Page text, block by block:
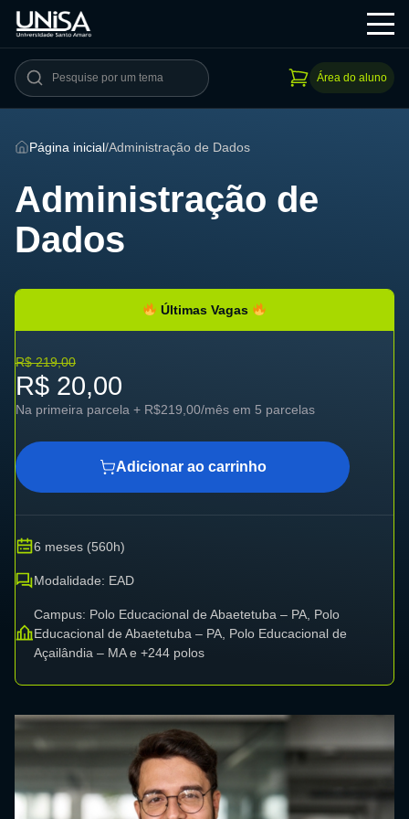
Área do aluno
Página inicial/Administração de Dados
Administração de
Dados
Últimas Vagas
R$ 219,00
R$ 20,00
Na primeira parcela + R$219,00/mês em 5 parcelas
Adicionar ao carrinho
6 meses (560h)
Modalidade: EAD
Campus: Polo Educacional de Abaetetuba – PA, Polo
Educacional de Abaetetuba – PA, Polo Educacional de
Açailândia – MA e +244 polos